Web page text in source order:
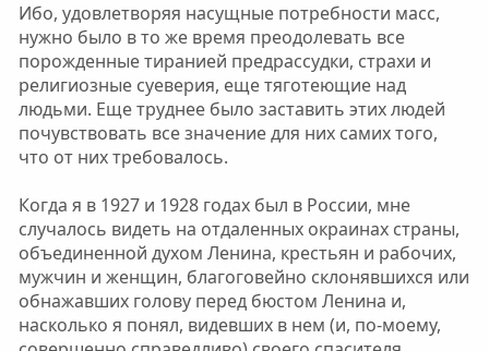
Ибо, удовлетворяя насущные потребности масс,
нужно было в то же время преодолевать все
порожденные тиранией предрассудки, страхи и
религиозные суеверия, еще тяготеющие над
людьми. Еще труднее было заставить этих людей
почувствовать все значение для них самих того,
что от них требовалось.
Когда я в 1927 и 1928 годах был в России, мне
случалось видеть на отдаленных окраинах страны,
объединенной духом Ленина, крестьян и рабочих,
мужчин и женщин, благоговейно склонявшихся или
обнажавших голову перед бюстом Ленина и,
насколько я понял, видевших в нем (и, по-моему,